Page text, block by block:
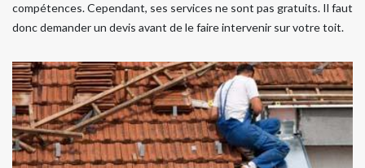
compétences. Cependant, ses services ne sont pas gratuits. Il faut
donc demander un devis avant de le faire intervenir sur votre toit.